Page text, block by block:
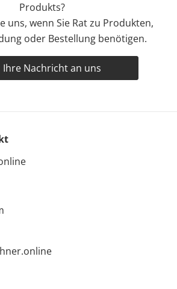
Produkts?
uns, wenn Sie Rat zu Produkten,
oder Bestellung benötigen.
Ihre Nachricht an uns